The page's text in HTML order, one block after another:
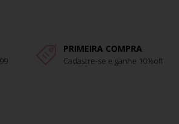
PRIMEIRA COMPRA
Cadastre-se e ganhe 10%off